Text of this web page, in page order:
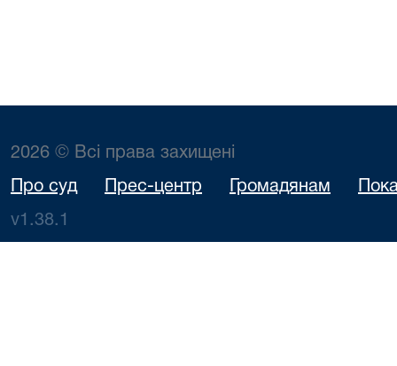
2026 © Всі права захищені
Про суд Прес-центр Громадянам
v1.38.1